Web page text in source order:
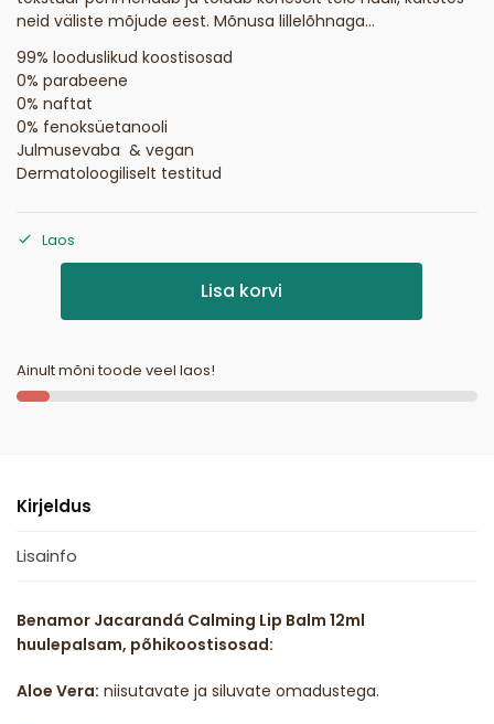
neid väliste mõjude eest. Mõnusa lillelõhnaga…
99% looduslikud koostisosad
0% parabeene
0% naftat
0% fenoksüetanooli
Julmusevaba & vegan
Dermatoloogiliselt testitud
Laos
Lisa korvi
Ainult mõni toode veel laos!
Kirjeldus
Lisainfo
Benamor Jacarandá Calming Lip Balm 12ml
huulepalsam, põhikoostisosad:
Aloe Vera: niisutavate ja siluvate omadustega.